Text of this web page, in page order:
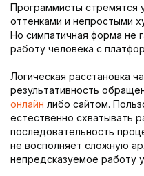
Программисты стремятся
оттенками и непростыми
Но симпатичная форма не
работу человека с
Логическая расстановка
результативность
онлайн либо сайтом.
естественно схватывать
последовательность
не восполняет сложную
непредсказуемое работу